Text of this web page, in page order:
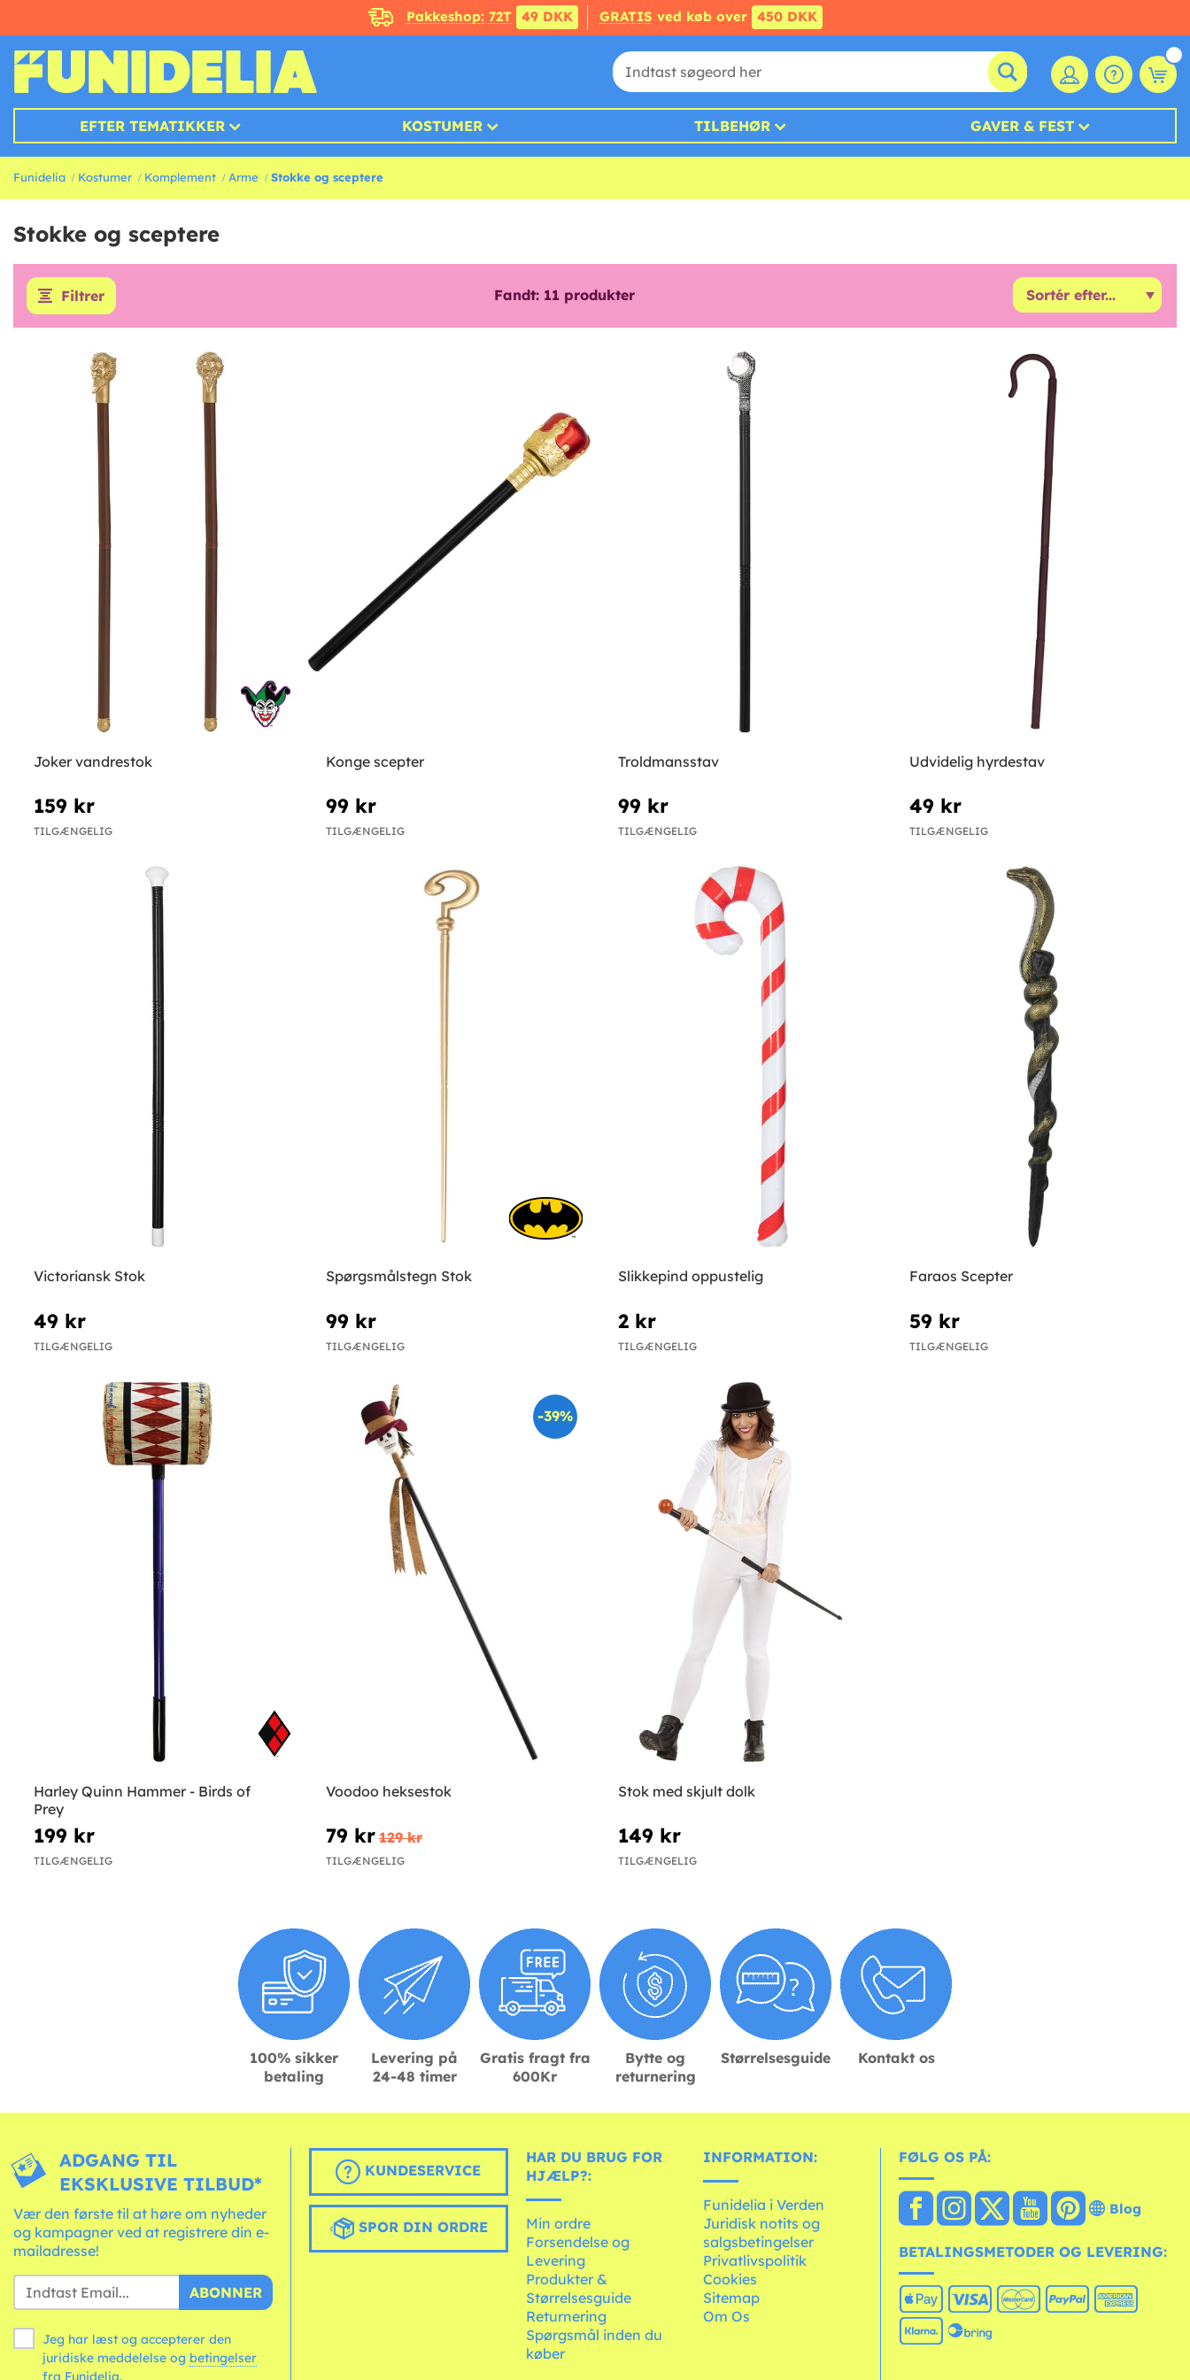
Pakkeshop: 72T 49 DKK GRATIS ved køb over 450 DKK
EFTER TEMATIKKER KOSTUMER TILBEHØR GAVER & FEST
Funidelia Kostumer Komplement Arme Stokke og sceptere
Stokke og sceptere
Filtrer Fandt: 11 produkter
Joker vandrestok
159 kr
TILGÆNGELIG
Konge scepter
99 kr
TILGÆNGELIG
Troldmansstav
99 kr
TILGÆNGELIG
Udvidelig hyrdestav
49 kr
TILGÆNGELIG
Victoriansk Stok
49 kr
TILGÆNGELIG
Spørgsmålstegn Stok
99 kr
TILGÆNGELIG
Slikkepind oppustelig
2 kr
TILGÆNGELIG
Faraos Scepter
59 kr
TILGÆNGELIG
Harley Quinn Hammer - Birds of
Prey
199 kr
TILGÆNGELIG
-39%
Voodoo heksestok
79 kr 129 kr
TILGÆNGELIG
Stok med skjult dolk
149 kr
TILGÆNGELIG
100% sikker
betaling
Levering på
24-48 timer
Gratis fragt fra
600Kr
Bytte og
returnering
Størrelsesguide Kontakt os
ADGANG TIL
EKSKLUSIVE TILBUD*
Vær den første til at høre om nyheder
og kampagner ved at registrere din e-
mailadresse!
ABONNER
Jeg har læst og accepterer den
juridiske meddelelse og betingelser
fra Funidelia.
KUNDESERVICE
SPOR DIN ORDRE
HAR DU BRUG FOR
HJÆLP?:
Min ordre
Forsendelse og
Levering
Produkter &
Størrelsesguide
Returnering
Spørgsmål inden du
køber
INFORMATION:
Funidelia i Verden
Juridisk notits og
salgsbetingelser
Privatlivspolitik
Cookies
Sitemap
Om Os
FØLG OS PÅ:
Blog
BETALINGSMETODER OG LEVERING: